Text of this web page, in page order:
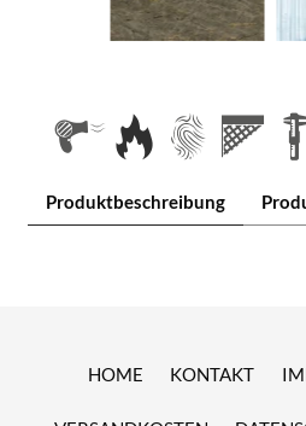
Produktbeschreibung
HOME KONTAKT